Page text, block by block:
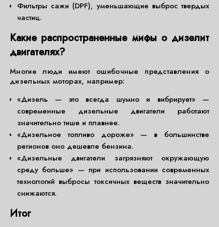
Фильтры сажи (DPF), уменьшающие выброс твердых
частиц.
Какие распространенные мифы о дизелит
двигателях?
Многие люди имеют ошибочные представления о
дизельных моторах, например:
«Дизель — это всегда шумно и вибрирует» —
современные дизельные двигатели работают
значительно тише и плавнее.
«Дизельное топливо дороже» — в большинстве
регионов оно дешевле бензина.
«Дизельные двигатели загрязняют окружающую
среду больше» — при использовании современных
технологий выбросы токсичных веществ значительно
снижаются.
Итог